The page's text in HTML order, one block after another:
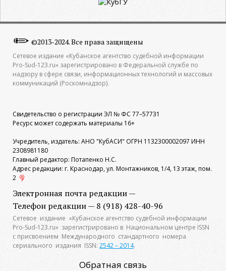
©2013-2024. Все права защищены
Сетевое издание «Кубанское агентство судебной информации
Pro-Sud-123.ru» зарегистрировано в Федеральной службе по
надзору в сфере связи, информационных технологий и массовых
коммуникаций (Роскомнадзор).
Свидетельство о регистрации ЭЛ № ФС 77–57731
Ресурс может содержать материалы 16+
Учредитель, издатель: АНО "КубАСИ" ОГРН 1132300002097 ИНН
2308981180
Главный редактор: Потапенко Н.С.
Адрес редакции: г. Краснодар, ул. Монтажников, 1/4, 13 этаж, пом.
2
Электронная почта редакции —
Телефон редакции — 8 (918) 428-40-96
Сетевое издание «Кубанское агентство судебной информации
Pro-Sud-123.ru» зарегистрировано в Национальном центре ISSN
с присвоением Международного стандартного номера
сериального издания ISSN: 2542 – 2014.
Обратная связь